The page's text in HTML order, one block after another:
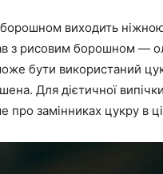
виходить
з рисовим борошном —
бути використаний
Для дієтичної
про замінниках цукру в